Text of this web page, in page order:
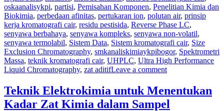
oskaanalisykpi, partisi, Pemisahan Komponen, Penelitian Kimia dan
Biokimia, perbedaan afinitas, pertukaran ion, polutan air, prinsip
kerja kromatografi cair, residu pestisida, Reverse Phase LC,
senyawa berbahaya, senyawa kompleks, senyawa non-volatil,
senyawa termolabil, Sistem Data, Sistem kromatografi cair, Size
Exclusion Chromatography, smkanaliskimiaykpibogor, Spektrometri
Massa, teknik kromatografi cair, UHPLC, Ultra High Performance
Liquid Chromatography, zat aditifLeave a comment
Teknik Elektrokimia untuk Menentukan
Kadar Zat Kimia dalam Sampel